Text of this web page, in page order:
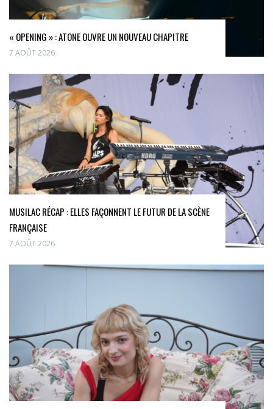
« OPENING » : ATONE OUVRE UN NOUVEAU CHAPITRE
7 AOÛT 2026
MUSILAC RÉCAP : ELLES FAÇONNENT LE FUTUR DE LA SCÈNE
FRANÇAISE
7 AOÛT 2026